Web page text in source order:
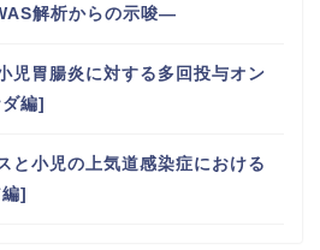
解析からの示唆―
児胃腸炎に対する多回投与オン
編]
と小児の上気道感染症における
]